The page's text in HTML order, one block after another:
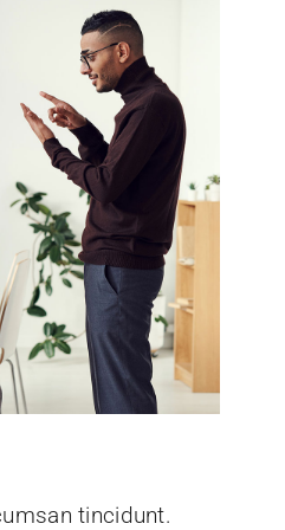
tincidunt.